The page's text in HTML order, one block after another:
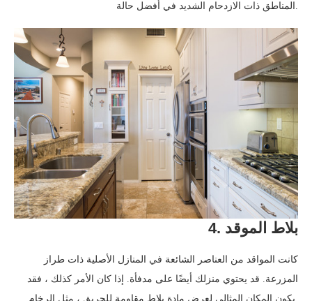
المناطق ذات الازدحام الشديد في أفضل حالة.
4. بلاط الموقد
كانت المواقد من العناصر الشائعة في المنازل الأصلية ذات طراز
المزرعة. قد يحتوي منزلك أيضًا على مدفأة. إذا كان الأمر كذلك ، فقد